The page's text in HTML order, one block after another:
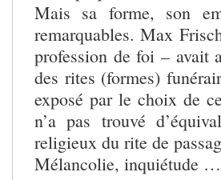
Mais sa forme, son
remarquables. Max
profession de foi – avait
des rites (formes)
exposé par le choix de
n’a pas trouvé
religieux du rite de
Mélancolie, inquiétude …